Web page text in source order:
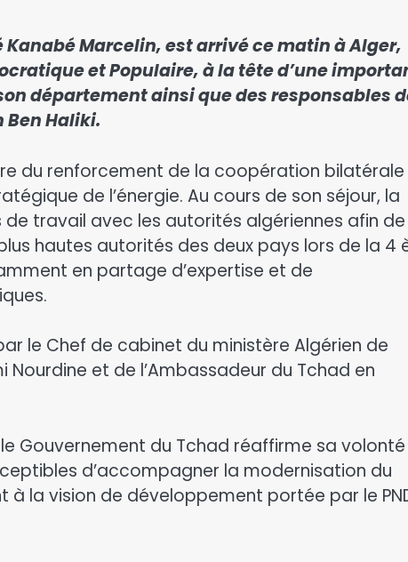
Kanabé Marcelin, est arrivé ce matin à Alger,
et Populaire, à la tête d’une
département ainsi que des responsables
Ben Haliki.
du renforcement de la coopération bilatérale
de l’énergie. Au cours de son séjour, la
travail avec les autorités algériennes afin de
hautes autorités des deux pays lors de la 4
en partage d’expertise et de
le Chef de cabinet du ministère Algérien de
Nourdine et de l’Ambassadeur du Tchad en
Gouvernement du Tchad réaffirme sa
d’accompagner la modernisation du
la vision de développement portée par le